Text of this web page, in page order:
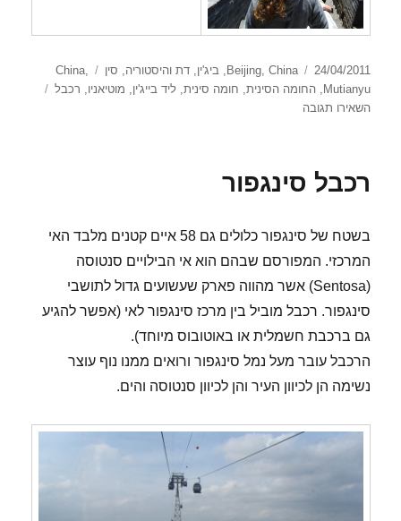
פורסם
בתאריך
24/04/2011 קטגוריותBeijing, China
,ביג'ין,דת והיסטוריה, סין תגיות
China,
Mutianyu
,החומה הסינית, חומה סינית,ליד בייג'ין, מוטיאניו, רכבל
השאירו תגובה
רכבל סינגפור
בשטח של סינגפור כלולים גם 58 איים קטנים מלבד האי
המרכזי. המפורסם שבהם הוא אי הבילויים סנטוסה
(Sentosa) אשר מהווה פארק שעשועים גדול לתושבי
סינגפור. רכבל מוביל בין מרכז סינגפור לאי (אפשר להגיע
גם ברכבת חשמלית או באוטובוס מיוחד).
הרכבל עובר מעל נמל סינגפור ורואים ממנו נוף עוצר
נשימה הן לכיוון העיר והן לכיוון סנטוסה והים.